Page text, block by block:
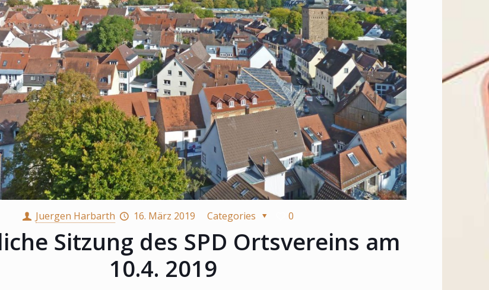
Juergen Harbarth 16. März 2019 Categories 0
Sitzung des SPD Ortsvereins am
10.4. 2019